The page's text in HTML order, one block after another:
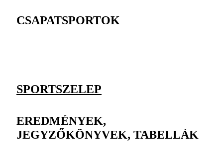
CSAPATSPORTOK
SPORTSZELEP
EREDMÉNYEK,
JEGYZŐKÖNYVEK, TABELLÁK